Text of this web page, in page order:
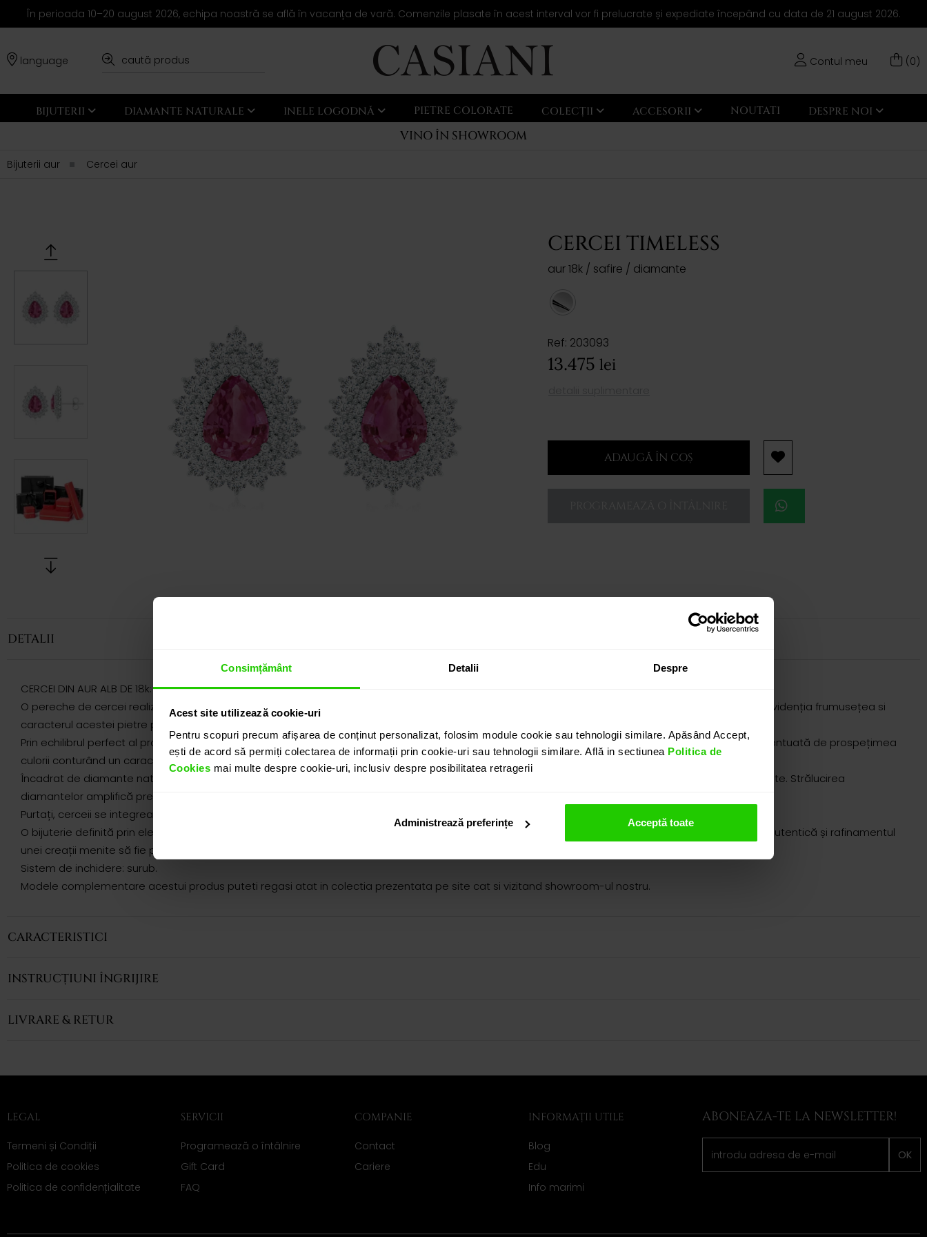
Consimțământ Detalii Despre
Acest site utilizează cookie-uri
Pentru scopuri precum afișarea de conținut personalizat, folosim module cookie sau tehnologii similare. Apăsând Accept,
ești de acord să permiți colectarea de informații prin cookie-uri sau tehnologii similare. Află in sectiunea Politica de
Cookies mai multe despre cookie-uri, inclusiv despre posibilitatea retragerii
Administrează preferințe Acceptă toate
În perioada 10–20 august 2026, echipa noastră se află în vacanța de vară. Comenzile plasate în acest interval vor fi prelucrate și expediate începând cu data de 21 august 2026.
language Contul meu (0)
BIJUTERII DIAMANTE NATURALE INELE LOGODNĂ PIETRE COLORATE COLECȚII ACCESORII NOUTATI DESPRE NOI
VINO ÎN SHOWROOM
Bijuterii aur Cercei aur
CERCEI TIMELESS
aur 18k / safire / diamante
Ref: 203093
13.475 lei
ADAUGĂ ÎN COȘ
DETALII
CERCEI DIN AUR ALB DE 18k: SAFIR / DIAMANTE
O pereche de cercei realizată din aur alb de 18K, în care safirul roz în tăietură para se afirmă în centrul unei compoziții clasice, concepute pentru a evidenția frumusețea si
caracterul acestei pietre pretioase.
Prin echilibrul perfect al proporțiilor și simetria designului, creația atrage privirea atat prin nuanța de un roz a safirului, în care luminozitatea este accentuată de prospețimea
culorii conturând un caracter rafinat cat și prin silueta sa feminina, proporțiile armonioase și modul fluid în care captează și reflectă lumina.
Încadrat de diamante naturale atent selecționate, acesta capătă profunzime și luminozitate, într-un echilibru perfect între rafinament și expresivitate. Strălucirea
diamantelor amplifică prezența safirului și evidențiază finețea execuției, în timp ce compoziția echilibrată conferă cerceilor eleganță și rafinament.
Purtați, cerceii se integrează firesc în fiecare apariție, adăugând prezență, rafinament și o eleganță care nu depinde de tendințe.
O bijuterie definită prin eleganță atemporală și frumusețea excepțională a pietrelor prețioase, concepută pentru femeia care apreciază valoarea autentică și rafinamentul
unei creații menite să fie prețuită generații la rând.
Sistem de inchidere: surub.
Modele complementare acestui produs puteti regasi atat in colectia prezentata pe site cat si vizitand showroom-ul nostru.
CARACTERISTICI
INSTRUCȚIUNI ÎNGRIJIRE
LIVRARE & RETUR
LEGAL
Termeni și Condiții
Politica de cookies
Politica de confidențialitate
SERVICII
Programează o întâlnire
Gift Card
FAQ
COMPANIE
Contact
Cariere
INFORMAȚII UTILE
Blog
Edu
Info marimi
ABONEAZA-TE LA NEWSLETTER!
OK